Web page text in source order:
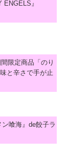
ENGELS』
限定商品「のり
と辛さで手が止
喰海』de餃子ラ